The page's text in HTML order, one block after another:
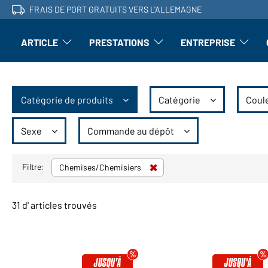
FRAIS DE PORT GRATUITS VERS L'ALLEMAGNE
ARTICLE l'article : Ouvrir le sous-menu
PRESTATIONS Perfectionnement : ouvrir le sous-
ENTREPRISE
Catégorie de produits Catégorie
Sexe Commande au dépôt
Filtre: Chemises/Chemisiers
31 d' articles trouvés
JUSQU'À
JUSQU'À